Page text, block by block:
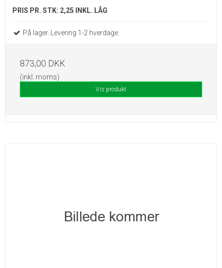
PRIS PR. STK: 2,25 INKL. LÅG
På lager. Levering 1-2 hverdage.
873,00 DKK
(inkl. moms)
Vis produkt